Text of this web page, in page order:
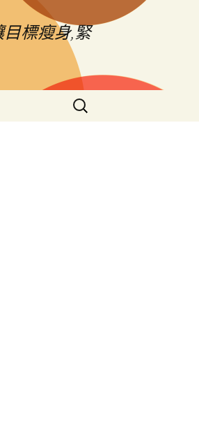
標瘦身,緊
搜
尋